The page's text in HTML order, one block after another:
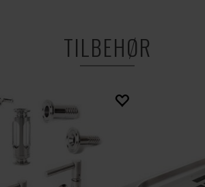
TILBEHØR